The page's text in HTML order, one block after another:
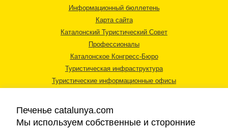
Информационный бюллетень
Карта сайта
Каталонский Туристический Совет
Профессионалы
Каталонское Конгресс-Бюро
Туристическая инфраструктура
Туристические информационные офисы
Печенье catalunya.com
Мы используем собственные и сторонние